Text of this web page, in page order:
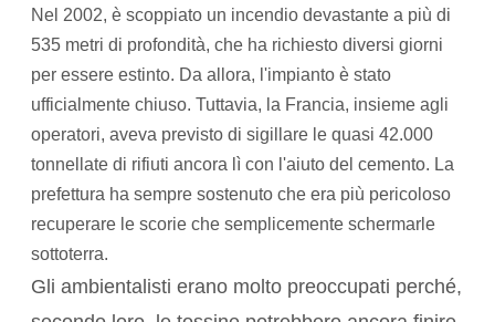
Nel 2002, è scoppiato un incendio devastante a più di
535 metri di profondità, che ha richiesto diversi giorni
per essere estinto. Da allora, l'impianto è stato
ufficialmente chiuso. Tuttavia, la Francia, insieme agli
operatori, aveva previsto di sigillare le quasi 42.000
tonnellate di rifiuti ancora lì con l'aiuto del cemento. La
prefettura ha sempre sostenuto che era più pericoloso
recuperare le scorie che semplicemente schermarle
sottoterra.
Gli ambientalisti erano molto preoccupati perché,